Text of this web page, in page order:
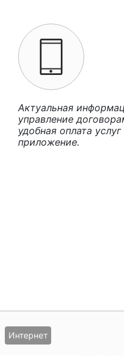
Актуальная
управление
удобная оплата услуг
приложение.
Интернет